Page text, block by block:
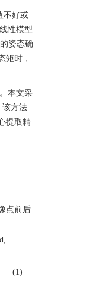
不好或
性模型
姿态确
矩时，
本文采
该方法
提取精
点前后
(1)